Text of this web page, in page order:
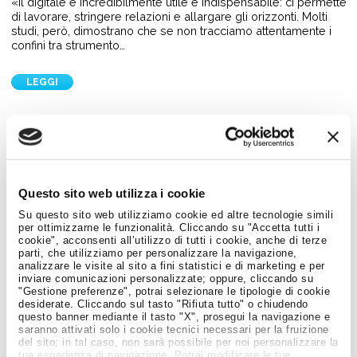
Questo sito web utilizza i cookie
Su questo sito web utilizziamo cookie ed altre tecnologie simili
per ottimizzarne le funzionalità. Cliccando su "Accetta tutti i
cookie", acconsenti all’utilizzo di tutti i cookie, anche di terze
parti, che utilizziamo per personalizzare la navigazione,
analizzare le visite al sito a fini statistici e di marketing e per
inviare comunicazioni personalizzate; oppure, cliccando su
"Gestione preferenze", potrai selezionare le tipologie di cookie
desiderate. Cliccando sul tasto "Rifiuta tutto" o chiudendo
questo banner mediante il tasto "X", prosegui la navigazione e
saranno attivati solo i cookie tecnici necessari per la fruizione
del sito; in tal caso, non sarà possibile per noi personalizzare la
di lavorare, stringere relazioni e allargare gli orizzonti. Molti
studi, però, dimostrano che se non tracciamo attentamente i
confini tra strumento…
LEGGI